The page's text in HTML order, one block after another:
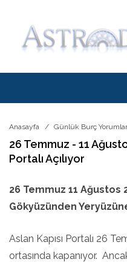
Anasayfa Günlük Burç
26 Temmuz - 11
Portalı Açılıyor
26 Temmuz 11 Ağustos
Gökyüzünden
Aslan Kapısı Portalı 26
ortasında kapanıyor.